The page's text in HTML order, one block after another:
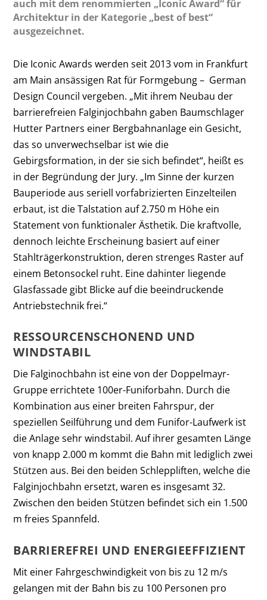
auch mit dem renommierten „Iconic Award“ für
Architektur in der Kategorie „best of best“
ausgezeichnet.
Die Iconic Awards werden seit 2013 vom in Frankfurt
am Main ansässigen Rat für Formgebung – German
Design Council vergeben. „Mit ihrem Neubau der
barrierefreien Falginjochbahn gaben Baumschlager
Hutter Partners einer Bergbahnanlage ein Gesicht,
das so unverwechselbar ist wie die
Gebirgsformation, in der sie sich befindet“, heißt es
in der Begründung der Jury. „Im Sinne der kurzen
Bauperiode aus seriell vorfabrizierten Einzelteilen
erbaut, ist die Talstation auf 2.750 m Höhe ein
Statement von funktionaler Ästhetik. Die kraftvolle,
dennoch leichte Erscheinung basiert auf einer
Stahlträgerkonstruktion, deren strenges Raster auf
einem Betonsockel ruht. Eine dahinter liegende
Glasfassade gibt Blicke auf die beeindruckende
Antriebstechnik frei.“
RESSOURCENSCHONEND UND
WINDSTABIL
Die Falginochbahn ist eine von der Doppelmayr-
Gruppe errichtete 100er-Funiforbahn. Durch die
Kombination aus einer breiten Fahrspur, der
speziellen Seilführung und dem Funifor-Laufwerk ist
die Anlage sehr windstabil. Auf ihrer gesamten Länge
von knapp 2.000 m kommt die Bahn mit lediglich zwei
Stützen aus. Bei den beiden Schleppliften, welche die
Falginjochbahn ersetzt, waren es insgesamt 32.
Zwischen den beiden Stützen befindet sich ein 1.500
m freies Spannfeld.
BARRIEREFREI UND ENERGIEEFFIZIENT
Mit einer Fahrgeschwindigkeit von bis zu 12 m/s
gelangen mit der Bahn bis zu 100 Personen pro